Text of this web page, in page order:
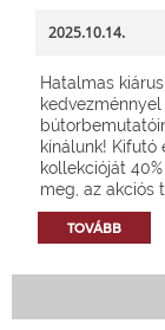
2025.10.14.
Hatalmas
kínálunk!
kollekcióját
meg, az akciós
TOVÁBB